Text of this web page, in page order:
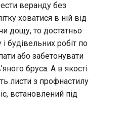
веранду без
ховатися в ній від
дощу, то достатньо
будівельних робіт по
або забетонувати
бруса. А в якості
листи з профнастилу
встановлений під